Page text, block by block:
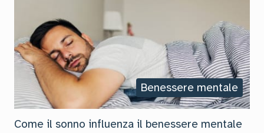
Benessere mentale
Come il sonno influenza il benessere mentale